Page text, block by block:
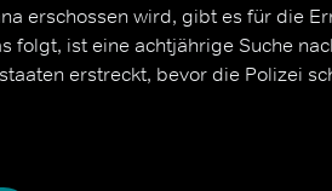
erschossen wird, gibt es für die
folgt, ist eine achtjährige Suche
erstreckt, bevor die Polizei